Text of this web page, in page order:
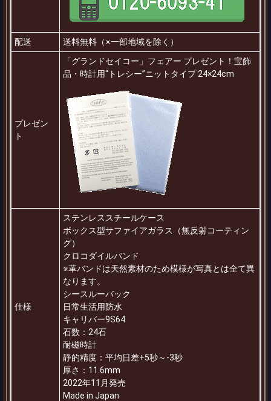
配送 送料無料（※一部地域を除く）
プレゼン
ト
「グランドセイコー」フェアー プレゼント！宝飾
品・時計用“トレシー”ニットタイプ 24×24cm
仕様
ステンレススチールケース
ボックス型サファイアガラス（無反射コーティン
グ）
クロコダイルバンド
※革バンドは天然素材のため模様が写真とは全て異
なります。
シースルーバック
日常生活用防水
キャリバー9S64
石数：24石
耐磁時計
静的精度：平均日差+5秒～-3秒
厚さ：11.6mm
2022年11月発売
Made in Japan